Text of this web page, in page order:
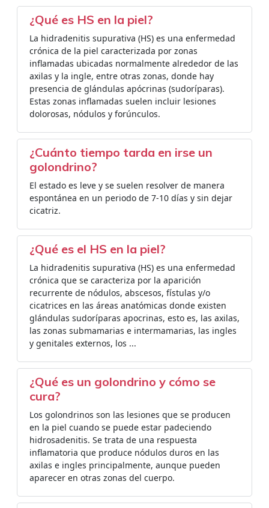
¿Qué es HS en la piel?
La hidradenitis supurativa (HS) es una enfermedad
crónica de la piel caracterizada por zonas
inflamadas ubicadas normalmente alrededor de las
axilas y la ingle, entre otras zonas, donde hay
presencia de glándulas apócrinas (sudoríparas).
Estas zonas inflamadas suelen incluir lesiones
dolorosas, nódulos y forúnculos.
¿Cuánto tiempo tarda en irse un
golondrino?
El estado es leve y se suelen resolver de manera
espontánea en un periodo de 7-10 días y sin dejar
cicatriz.
¿Qué es el HS en la piel?
La hidradenitis supurativa (HS) es una enfermedad
crónica que se caracteriza por la aparición
recurrente de nódulos, abscesos, fístulas y/o
cicatrices en las áreas anatómicas donde existen
glándulas sudoríparas apocrinas, esto es, las axilas,
las zonas submamarias e intermamarias, las ingles
y genitales externos, los ...
¿Qué es un golondrino y cómo se
cura?
Los golondrinos son las lesiones que se producen
en la piel cuando se puede estar padeciendo
hidrosadenitis. Se trata de una respuesta
inflamatoria que produce nódulos duros en las
axilas e ingles principalmente, aunque pueden
aparecer en otras zonas del cuerpo.